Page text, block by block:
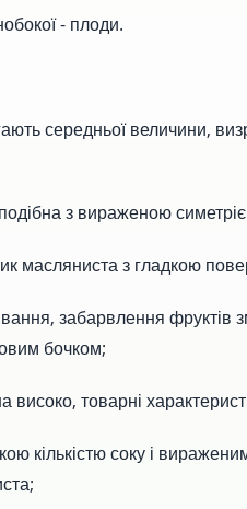
- плоди.
середньої величини,
з вираженою
масляниста з гладкою
забарвлення фруктів
бочком;
високо, товарні
кількістю соку і